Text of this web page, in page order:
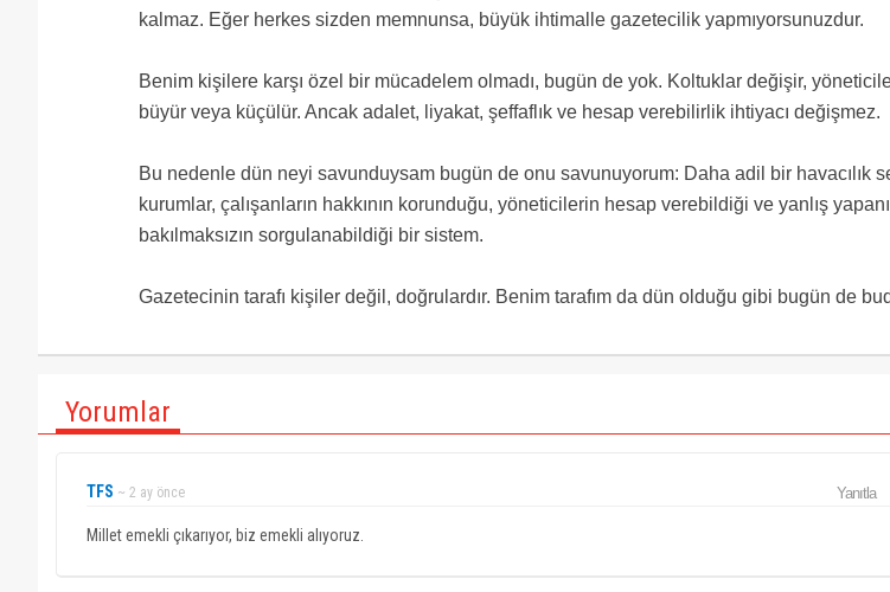
kalmaz. Eğer herkes sizden memnunsa, büyük ihtimalle gazetecilik yapmıyorsunuzdur.
Benim kişilere karşı özel bir mücadelem olmadı, bugün de yok. Koltuklar değişir,
büyür veya küçülür. Ancak adalet, liyakat, şeffaflık ve hesap verebilirlik ihtiyacı değişmez.
Bu nedenle dün neyi savunduysam bugün de onu savunuyorum: Daha adil bir havacılık
kurumlar, çalışanların hakkının korunduğu, yöneticilerin hesap verebildiği ve yanlış
bakılmaksızın sorgulanabildiği bir sistem.
Gazetecinin tarafı kişiler değil, doğrulardır. Benim tarafım da dün olduğu gibi bugün de
Yorumlar
TFS ~ 2 ay önce Yanıtla
Millet emekli çıkarıyor, biz emekli alıyoruz.